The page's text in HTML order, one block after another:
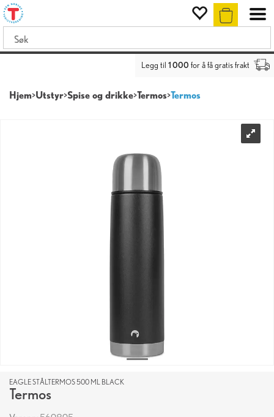
Legg til 1 000 for å få gratis frakt
Hjem>Utstyr>Spise og drikke>Termos>Termos
EAGLE STÅLTERMOS 500 ML BLACK
Termos